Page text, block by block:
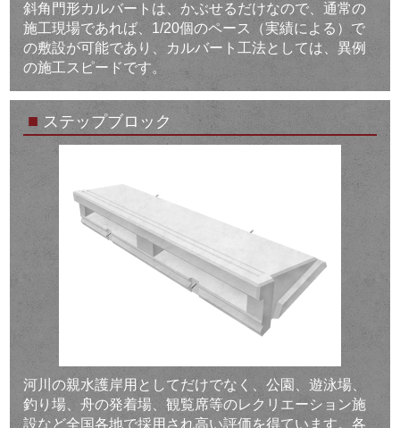
斜角門形カルバートは、かぶせるだけなので、通常の
施工現場であれば、1/20個のペース（実績による）で
の敷設が可能であり、カルバート工法としては、異例
の施工スピードです。
■ ステップブロック
河川の親水護岸用としてだけでなく、公園、遊泳場、
釣り場、舟の発着場、観覧席等のレクリエーション施
設など全国各地で採用され高い評価を得ています。各